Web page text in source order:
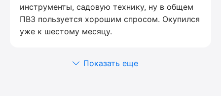
инструменты, садовую технику, ну в общем
ПВЗ пользуется хорошим спросом. Окупился
уже к шестому месяцу.
Показать еще